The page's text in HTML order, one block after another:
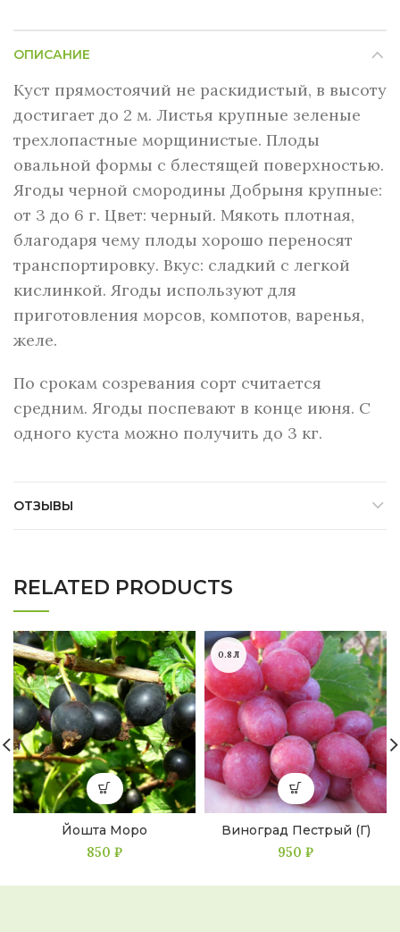
ОПИСАНИЕ
Куст прямостоячий не раскидистый, в высоту
достигает до 2 м. Листья крупные зеленые
трехлопастные морщинистые. Плоды
овальной формы с блестящей поверхностью.
Ягоды черной смородины Добрыня крупные:
от 3 до 6 г. Цвет: черный. Мякоть плотная,
благодаря чему плоды хорошо переносят
транспортировку. Вкус: сладкий с легкой
кислинкой. Ягоды используют для
приготовления морсов, компотов, варенья,
желе.
По срокам созревания сорт считается
средним. Ягоды поспевают в конце июня. С
одного куста можно получить до 3 кг.
ОТЗЫВЫ
RELATED PRODUCTS
Йошта Моро
850 ₽
0.8Л
Виноград Пестрый (Г)
950 ₽